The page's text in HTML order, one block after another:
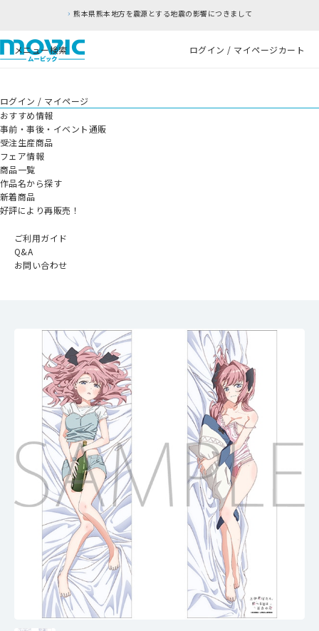
熊本県熊本地方を震源とする地震の影響につきまして
メニュー検索 ログイン / マイページカート
ログイン / マイページ
おすすめ情報
事前・事後・イベント通販
受注生産商品
フェア情報
商品一覧
作品名から探す
新着商品
好評により再販売！
ご利用ガイド
Q&A
お問い合わせ